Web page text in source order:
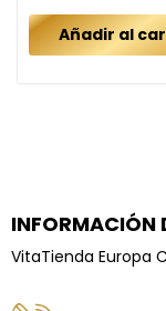
Añadir al
INFORMACIÓN
VitaTienda Europa